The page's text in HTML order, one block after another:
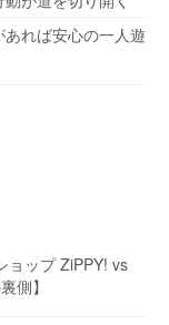
れば安心の一人遊
ョップ ZiPPY! vs
側】